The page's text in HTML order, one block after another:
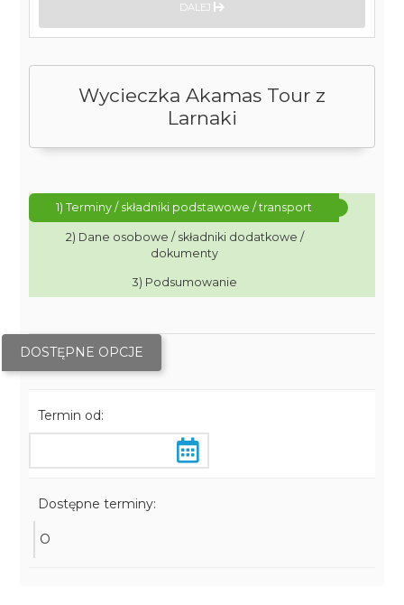
Wycieczka Akamas Tour z
Larnaki
1) Terminy / składniki podstawowe / transport
2) Dane osobowe / składniki dodatkowe /
dokumenty
3) Podsumowanie
DOSTĘPNE OPCJE
Termin od:
Dostępne terminy:
O
DALEJ